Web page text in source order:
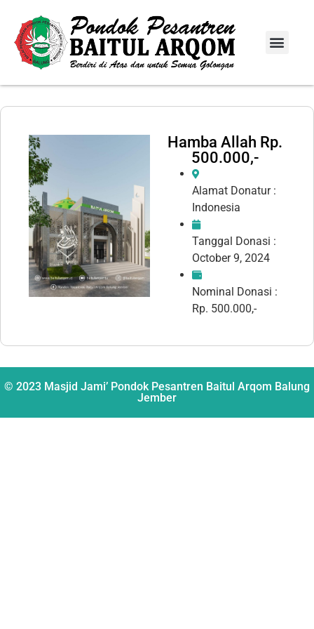
Hamba Allah Rp.
500.000,-
Alamat Donatur :
Indonesia
Tanggal Donasi :
October 9, 2024
Nominal Donasi :
Rp. 500.000,-
© 2023 Masjid Jami’ Pondok Pesantren Baitul Arqom Balung
Jember